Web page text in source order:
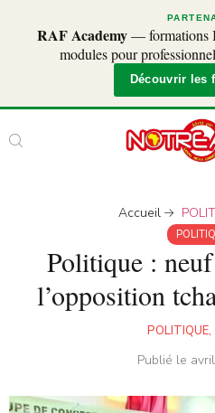
RAF Academy— formations
modules pour
Découvrir les
Accueil
Politique :
l’opposition
POLITIQUE,
Publié le